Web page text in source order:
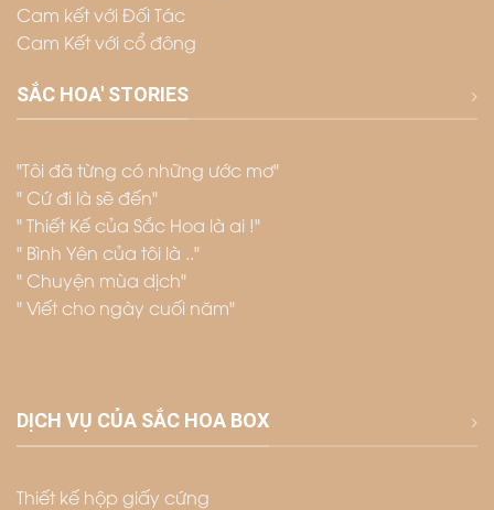
Cam kết với Đối Tác
Cam Kết với cổ đông
SẮC HOA' STORIES
"Tôi đã từng có những ước mơ"
" Cứ đi là sẽ đến"
" Thiết Kế của Sắc Hoa là ai !"
" Bình Yên của tôi là .."
" Chuyện mùa dịch"
" Viết cho ngày cuối năm"
DỊCH VỤ CỦA SẮC HOA BOX
Thiết kế hộp giấy cứng